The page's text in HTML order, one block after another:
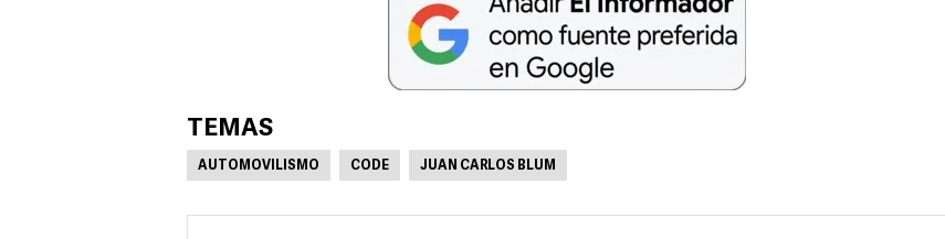
TEMAS
AUTOMOVILISMO CODE JUAN CARLOS BLUM